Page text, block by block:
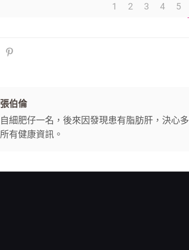
1 2 3 4 5
張伯倫
自細肥仔一名，後來因發現患有脂肪肝，決心
所有健康資訊。